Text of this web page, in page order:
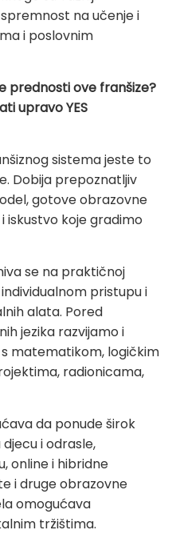
na učenje i
i poslovnim
prednosti ove franšize?
upravo YES
sistema jeste to
Dobija prepoznatljiv
gotove obrazovne
iskustvo koje gradimo
se na praktičnoj
pristupu i
alata. Pored
jezika razvijamo i
s matematikom, logičkim
radionicama,
da ponude širok
i odrasle,
online i hibridne
i druge obrazovne
omogućava
tržištima.